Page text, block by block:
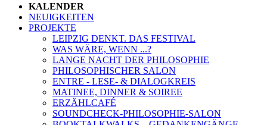
KALENDER
NEUIGKEITEN
PROJEKTE
LEIPZIG DENKT. DAS FESTIVAL
WAS WÄRE, WENN ...?
LANGE NACHT DER PHILOSOPHIE
PHILOSOPHISCHER SALON
ENTRE - LESE- & DIALOGKREIS
MATINEE, DINNER & SOIREE
ERZÄHLCAFÉ
SOUNDCHECK-PHILOSOPHIE-SALON